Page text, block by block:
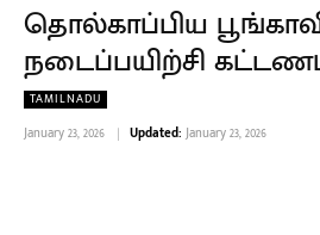
தொல்காப்பிய
நடைப்பயிற்சி
TAMILNADU
January 23, 2026 Updated: January 23, 2026